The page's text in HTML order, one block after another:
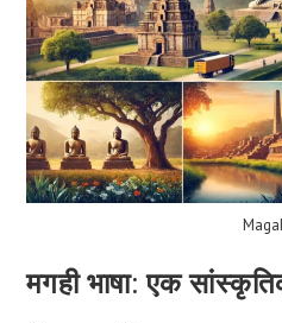
मगही भाषा: एक